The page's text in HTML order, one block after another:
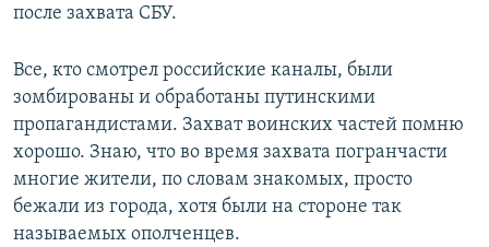
после захвата СБУ.
Все, кто смотрел российские каналы, были
зомбированы и обработаны путинскими
пропагандистами. Захват воинских частей помню
хорошо. Знаю, что во время захвата погранчасти
многие жители, по словам знакомых, просто
бежали из города, хотя были на стороне так
называемых ополченцев.